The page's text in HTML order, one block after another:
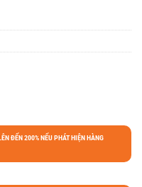
ĐẾN 200% NẾU PHÁT HIỆN HÀNG